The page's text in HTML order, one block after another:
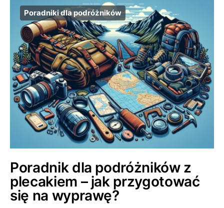
Poradniki dla podróżników
Poradnik dla podróżników z
plecakiem – jak przygotować
się na wyprawę?